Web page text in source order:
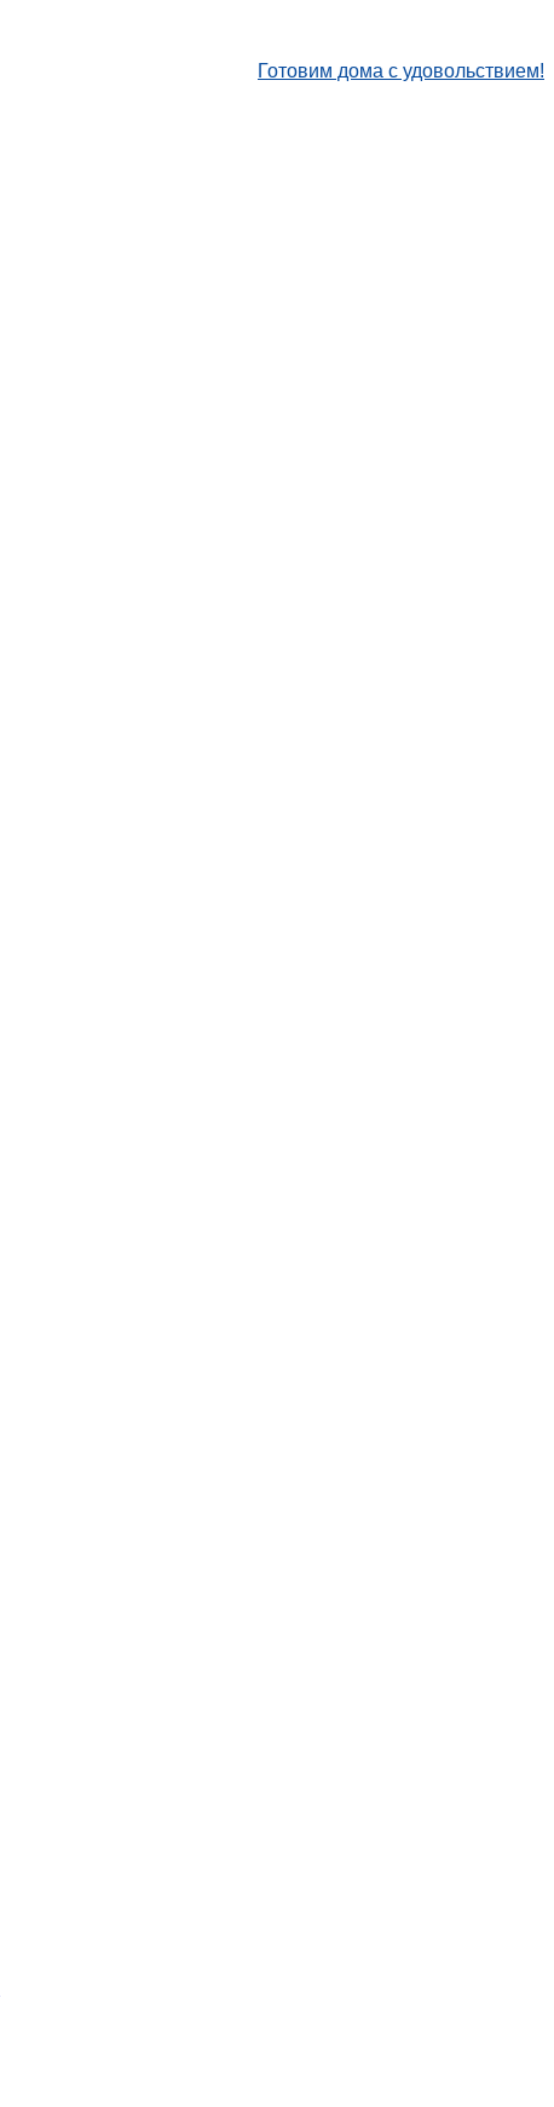
Готовим дома с удовольствием!